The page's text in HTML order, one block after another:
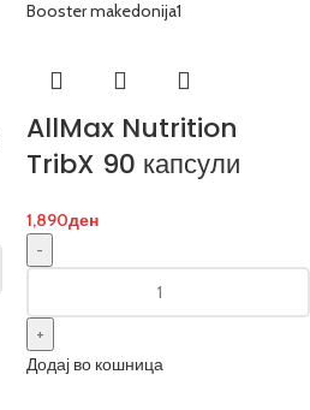
AllMax Nutrition
TribX 90 капсули
1,890ден
Додај во кошница